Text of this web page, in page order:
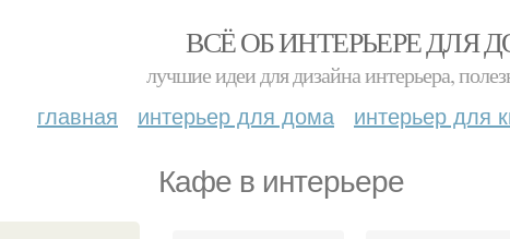
ВСЁ ОБ ИНТЕРЬЕРЕ ДЛЯ
лучшие идеи для дизайна интерьера,
главная интерьер для дома интерьер для
Кафе в интерьере